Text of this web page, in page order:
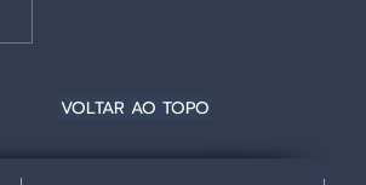
VOLTAR AO TOPO